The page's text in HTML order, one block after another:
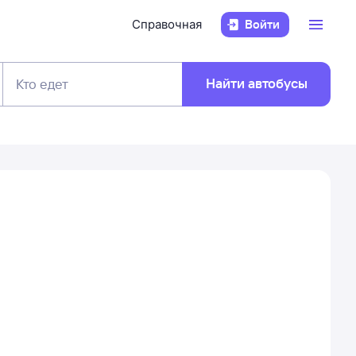
Справочная Войти
Кто едет Найти автобусы